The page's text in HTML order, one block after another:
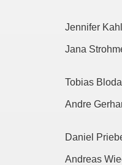
Jennifer Kahl
Jana
Tobias
Andre
Daniel
Andreas